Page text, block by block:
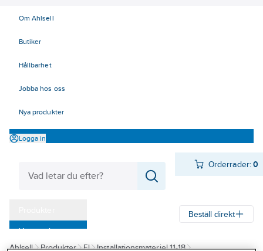
Om Ahlsell
Butiker
Hållbarhet
Jobba hos oss
Nya produkter
Logga in
Orderrader:0
Varumärken
Beställ direkt
Ahlsell Produkter El
Installationsmateriel 11-18